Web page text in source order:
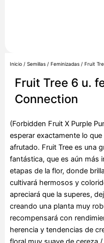
Inicio / Semillas / Feminizadas / Fruit
Fruit Tree 6 u.
Connection
(Forbidden Fruit X Purple
esperar exactamente lo
afrutado. Fruit Tree es una
fantástica, que es aún más
etapas de la flor, donde
cultivará hermosos y
apreciará que la superes,
creando una planta muy
recompensará con
herencia y tendencias de